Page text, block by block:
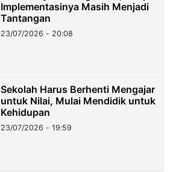
Implementasinya Masih Menjadi
Tantangan
23/07/2026 - 20:08
Sekolah Harus Berhenti Mengajar
untuk Nilai, Mulai Mendidik untuk
Kehidupan
23/07/2026 - 19:59